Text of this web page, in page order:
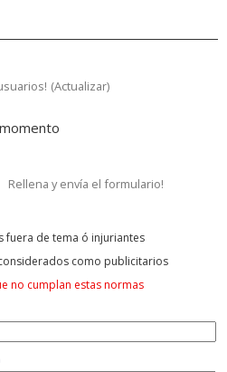
(Actualizar)
Rellena y envía el formulario!
fuera de tema ó injuriantes
como publicitarios
no cumplan estas normas